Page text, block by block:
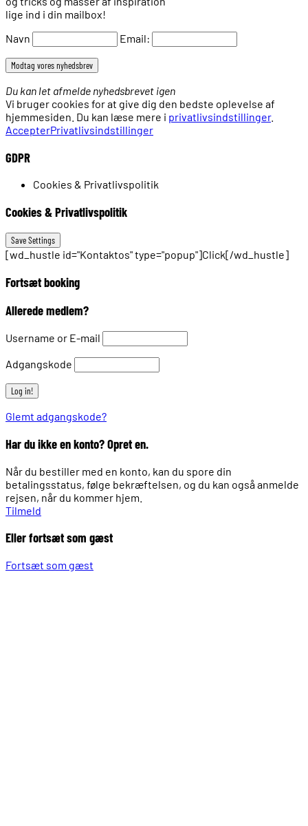
lige ind i din mailbox!
Navn
Email:
Du kan let afmelde nyhedsbrevet igen
Vi bruger cookies for at give dig den bedste oplevelse af
hjemmesiden. Du kan læse mere i privatlivsindstillinger.
AccepterPrivatlivsindstillinger
GDPR
Cookies & Privatlivspolitik
Cookies & Privatlivspolitik
[wd_hustle id="Kontaktos" type="popup"]Click[/wd_hustle]
Fortsæt booking
Allerede medlem?
Username or E-mail
Adgangskode
Glemt adgangskode?
Har du ikke en konto? Opret en.
Når du bestiller med en konto, kan du spore din
betalingsstatus, følge bekræftelsen, og du kan også anmelde
rejsen, når du kommer hjem.
Tilmeld
Eller fortsæt som gæst
Fortsæt som gæst